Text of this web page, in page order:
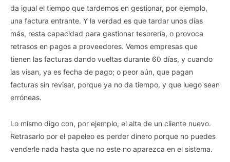
da igual el tiempo que tardemos en gestionar, por ejemplo,
una factura entrante. Y la verdad es que tardar unos días
más, resta capacidad para gestionar tesorería, o provoca
retrasos en pagos a proveedores. Vemos empresas que
tienen las facturas dando vueltas durante 60 días, y cuando
las visan, ya es fecha de pago; o peor aún, que pagan
facturas sin revisar, porque ya no da tiempo, y que luego sean
erróneas.
Lo mismo digo con, por ejemplo, el alta de un cliente nuevo.
Retrasarlo por el papeleo es perder dinero porque no puedes
venderle nada hasta que no este no aparezca en el sistema.